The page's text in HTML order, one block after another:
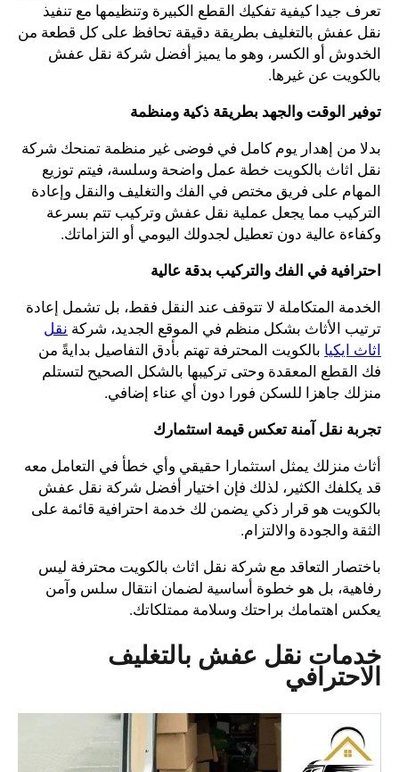
تعرف جيدا كيفية تفكيك القطع الكبيرة وتنظيمها مع تنفيذ
نقل عفش بالتغليف بطريقة دقيقة تحافظ على كل قطعة من
الخدوش أو الكسر، وهو ما يميز أفضل شركة نقل عفش
بالكويت عن غيرها.
توفير الوقت والجهد بطريقة ذكية ومنظمة
بدلا من إهدار يوم كامل في فوضى غير منظمة تمنحك شركة
نقل اثاث بالكويت خطة عمل واضحة وسلسة، فيتم توزيع
المهام على فريق مختص في الفك والتغليف والنقل وإعادة
التركيب مما يجعل عملية نقل عفش وتركيب تتم بسرعة
وكفاءة عالية دون تعطيل لجدولك اليومي أو التزاماتك.
احترافية في الفك والتركيب بدقة عالية
الخدمة المتكاملة لا تتوقف عند النقل فقط، بل تشمل إعادة
ترتيب الأثاث بشكل منظم في الموقع الجديد، شركة نقل
اثاث ايكيا بالكويت المحترفة تهتم بأدق التفاصيل بدايةً من
فك القطع المعقدة وحتى تركيبها بالشكل الصحيح لتستلم
منزلك جاهزا للسكن فورا دون أي عناء إضافي.
تجربة نقل آمنة تعكس قيمة استثمارك
أثاث منزلك يمثل استثمارا حقيقي وأي خطأ في التعامل معه
قد يكلفك الكثير، لذلك فإن اختيار أفضل شركة نقل عفش
بالكويت هو قرار ذكي يضمن لك خدمة احترافية قائمة على
الثقة والجودة والالتزام.
باختصار التعاقد مع شركة نقل اثاث بالكويت محترفة ليس
رفاهية، بل هو خطوة أساسية لضمان انتقال سلس وآمن
يعكس اهتمامك براحتك وسلامة ممتلكاتك.
خدمات نقل عفش بالتغليف
الاحترافي